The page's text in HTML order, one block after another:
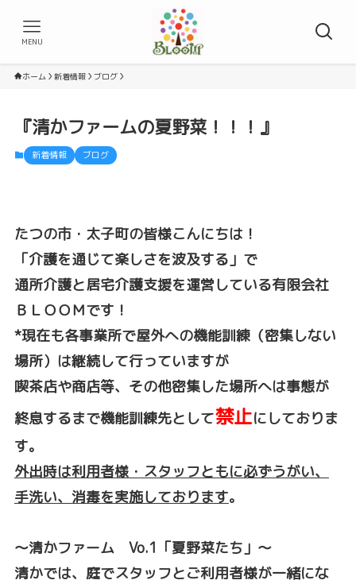
MENU
ホーム 新着情報 ブログ
『清かファームの夏野菜！！！』
新着情報 ブログ
たつの市・太子町の皆様こんにちは！
「介護を通じて楽しさを波及する」で
通所介護と居宅介護支援を運営している有限会社
ＢＬＯＯＭです！
*現在も各事業所で屋外への機能訓練（密集しない
場所）は継続して行っていますが
喫茶店や商店等、その他密集した場所へは事態が
終息するまで機能訓練先として禁止にしておりま
す。
外出時は利用者様・スタッフともに必ずうがい、
手洗い、消毒を実施しております。
～清かファーム Vo.1「夏野菜たち」 ～
清かでは、庭でスタッフとご利用者様が一緒にな